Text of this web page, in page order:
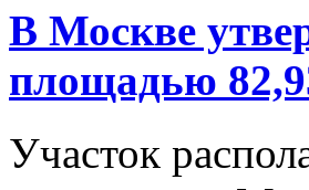
В Москве
площадью
Участок